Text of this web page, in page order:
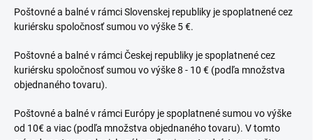
Poštovné a balné v rámci Slovenskej republiky je spoplatnené cez
kuriérsku spoločnosť sumou vo výške 5 €.
Poštovné a balné v rámci Českej republiky je spoplatnené cez
kuriérsku spoločnosť sumou vo výške 8 - 10 € (podľa množstva
objednaného tovaru).
Poštovné a balné v rámci Európy je spoplatnené sumou vo výške
od 10€ a viac (podľa množstva objednaného tovaru). V tomto